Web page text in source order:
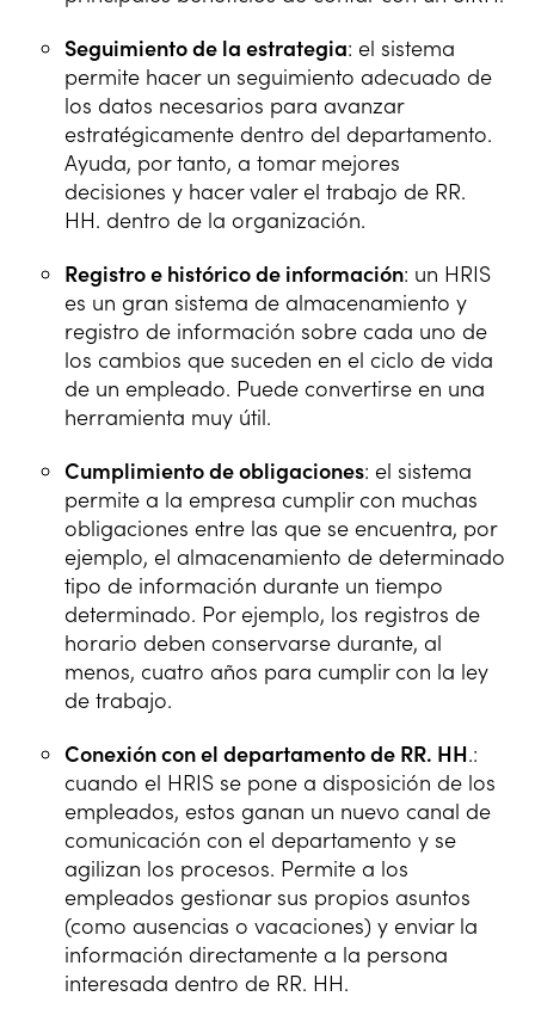
Seguimiento de la estrategia: el sistema
permite hacer un seguimiento adecuado de
los datos necesarios para avanzar
estratégicamente dentro del departamento.
Ayuda, por tanto, a tomar mejores
decisiones y hacer valer el trabajo de RR.
HH. dentro de la organización.
Registro e histórico de información: un HRIS
es un gran sistema de almacenamiento y
registro de información sobre cada uno de
los cambios que suceden en el ciclo de vida
de un empleado. Puede convertirse en una
herramienta muy útil.
Cumplimiento de obligaciones: el sistema
permite a la empresa cumplir con muchas
obligaciones entre las que se encuentra, por
ejemplo, el almacenamiento de determinado
tipo de información durante un tiempo
determinado. Por ejemplo, los registros de
horario deben conservarse durante, al
menos, cuatro años para cumplir con la ley
de trabajo.
Conexión con el departamento de RR. HH.:
cuando el HRIS se pone a disposición de los
empleados, estos ganan un nuevo canal de
comunicación con el departamento y se
agilizan los procesos. Permite a los
empleados gestionar sus propios asuntos
(como ausencias o vacaciones) y enviar la
información directamente a la persona
interesada dentro de RR. HH.